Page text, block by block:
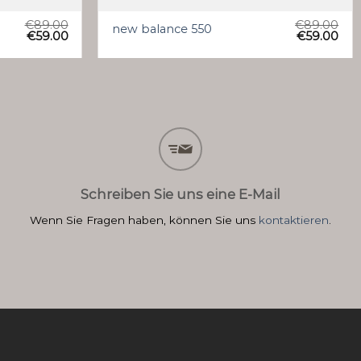
€89.00
€59.00 new balance 550 €89.00
€59.00
Schreiben Sie uns eine E-Mail
Wenn Sie Fragen haben, können Sie uns kontaktieren